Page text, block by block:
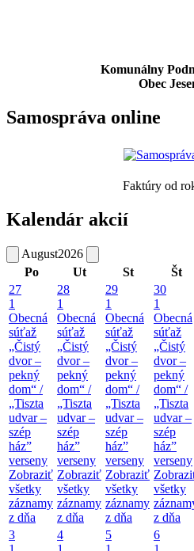
Komunálny
Obec
Samospráva online
Faktúry od
Kalendár akcií
August2026
Po
Ut St Št
27
1
Obecná
súťaž
„Čistý
dvor –
pekný
dom“ /
„Tiszta
udvar –
szép
ház”
verseny
Zobraziť
všetky
záznamy
z dňa
28
1
Obecná
súťaž
„Čistý
dvor –
pekný
dom“ /
„Tiszta
udvar –
szép
ház”
verseny
Zobraziť
všetky
záznamy
z dňa
29
1
Obecná
súťaž
„Čistý
dvor –
pekný
dom“ /
„Tiszta
udvar –
szép
ház”
verseny
Zobraziť
všetky
záznamy
z dňa
30
1
Obecná
súťaž
„Čistý
dvor –
pekný
dom“ /
„Tiszta
udvar –
szép
ház”
verseny
všetky
z dňa
3
4
5
6